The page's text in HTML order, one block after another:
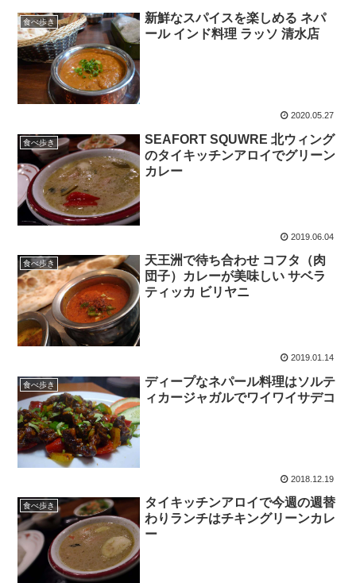
食べ歩き
新鮮なスパイスを楽しめる ネパ
ール インド料理 ラッソ 清水店
2020.05.27
食べ歩き
SEAFORT SQUWRE 北ウィング
のタイキッチンアロイでグリーン
カレー
2019.06.04
食べ歩き
天王洲で待ち合わせ コフタ（肉
団子）カレーが美味しい サベラ
ティッカ ビリヤニ
2019.01.14
食べ歩き
ディープなネパール料理はソルテ
ィカージャガルでワイワイサデコ
2018.12.19
食べ歩き
タイキッチンアロイで今週の週替
わりランチはチキングリーンカレ
ー